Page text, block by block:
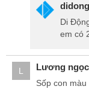
Di
em có
L Lương
Sốp con